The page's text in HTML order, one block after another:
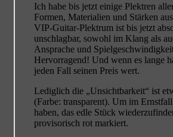
Ich habe bis jetzt einige Plektren
Formen, Materialien und Stärken
VIP-Guitar-Plektrum ist bis jetzt
unschlagbar, sowohl im Klang als
Ansprache und
Hervorragend! Und wenn es lange
jeden Fall seinen Preis wert.
Lediglich die „Unsichtbarkeit“ ist
(Farbe: transparent). Um im
haben, das edle Stück
provisorisch rot markiert.